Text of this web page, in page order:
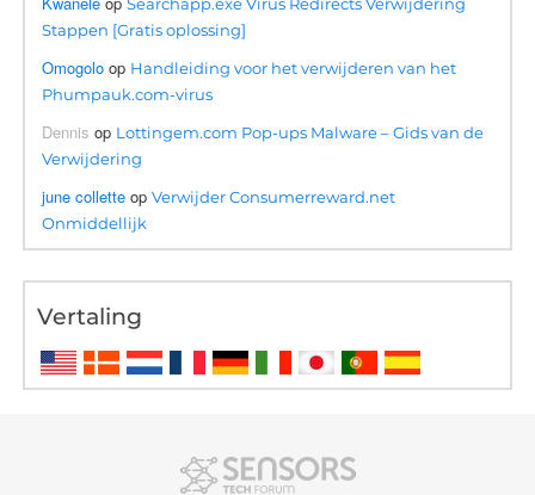
Stappen [Gratis oplossing]
Omogolo op Handleiding voor het verwijderen van het
Phumpauk.com-virus
Dennis op Lottingem.com Pop-ups Malware – Gids van de
Verwijdering
june collette opVerwijder Consumerreward.net
Onmiddellijk
Vertaling